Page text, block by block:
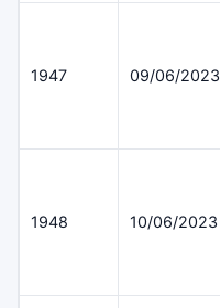
1947 09/06/2023
1948 10/06/2023